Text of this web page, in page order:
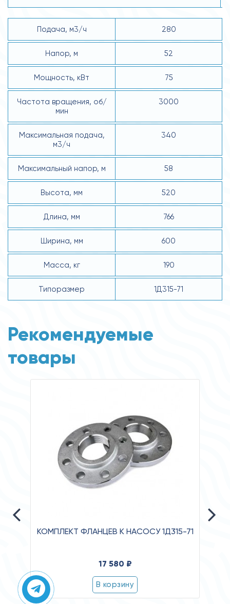
Подача, м3/ч 280
Напор, м 52
Мощность, кВт 75
Частота вращения, об/
мин
3000
Максимальная подача,
м3/ч
340
Максимальный напор, м 58
Высота, мм 520
Длина, мм 766
Ширина, мм 600
Масса, кг 190
Типоразмер 1Д315-71
Рекомендуемые
товары
КОМПЛЕКТ ФЛАНЦЕВ К НАСОСУ 1Д315-71
17 580 ₽
В корзину